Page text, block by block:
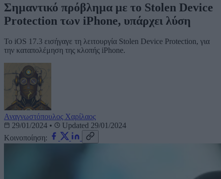
Σημαντικό πρόβλημα με το Stolen Device
Protection των iPhone, υπάρχει λύση
Το iOS 17.3 εισήγαγε τη λειτουργία Stolen Device Protection, για
την καταπολέμηση της κλοπής iPhone.
Αναγνωστόπουλος Χαρίλαος
29/01/2024 •
Updated 29/01/2024
Κοινοποίηση: